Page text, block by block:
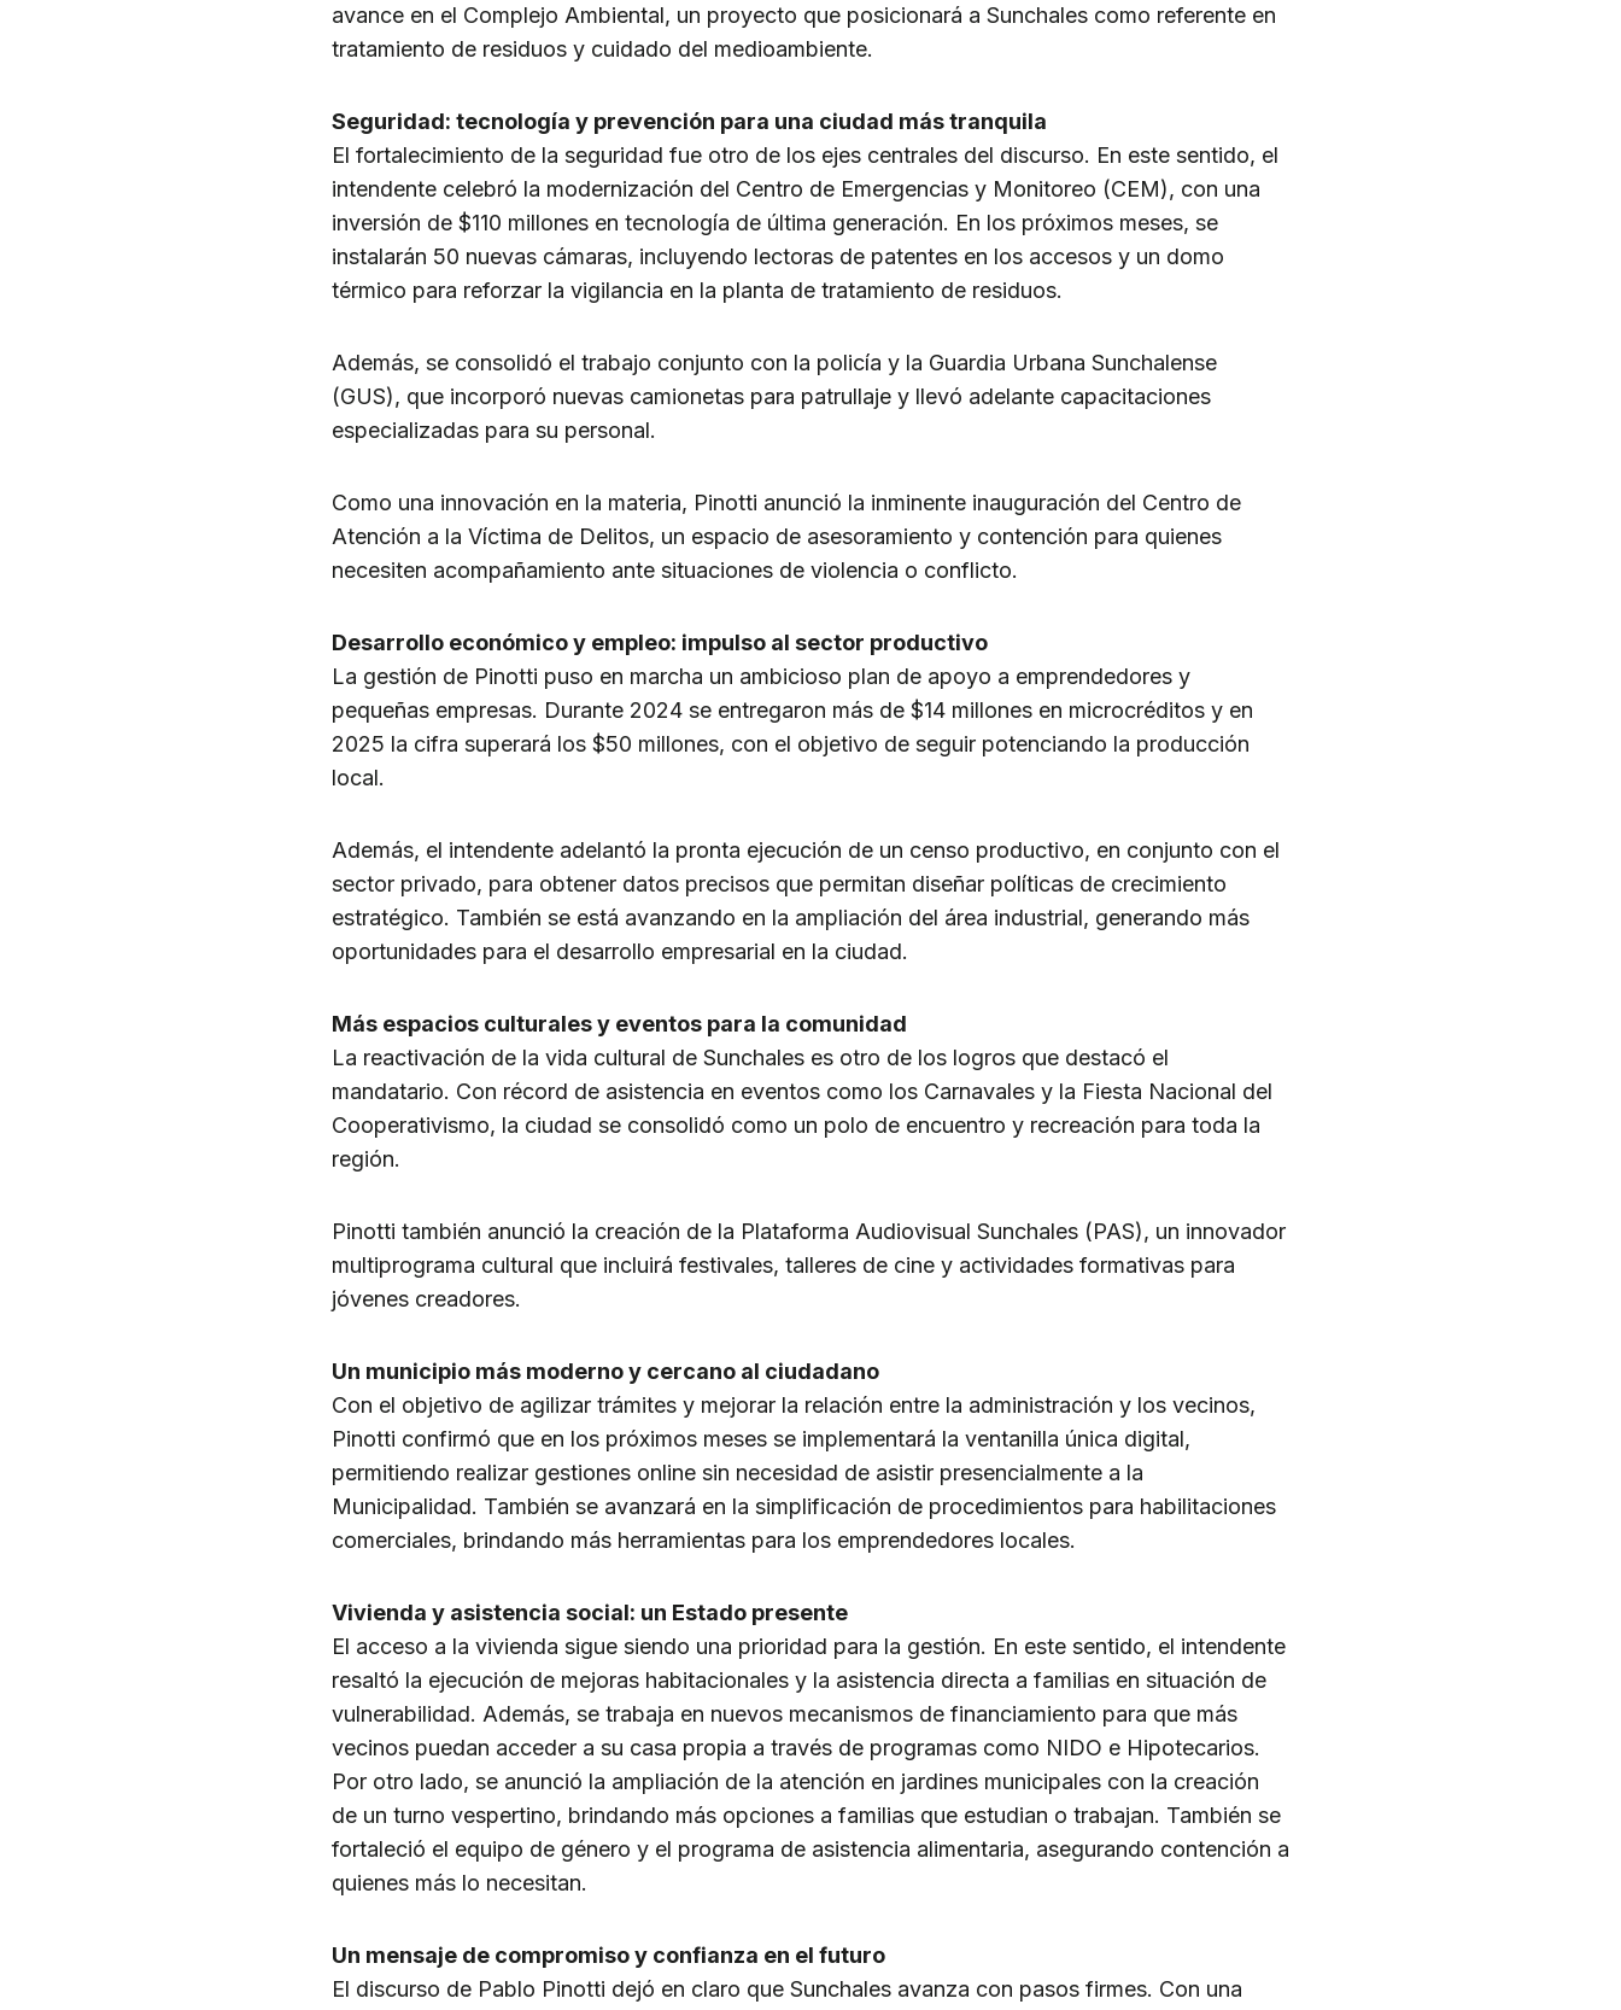
avance en el Complejo Ambiental, un proyecto que posicionará a Sunchales como referente en
tratamiento de residuos y cuidado del medioambiente.
Seguridad: tecnología y prevención para una ciudad más tranquila
El fortalecimiento de la seguridad fue otro de los ejes centrales del discurso. En este sentido, el
intendente celebró la modernización del Centro de Emergencias y Monitoreo (CEM), con una
inversión de $110 millones en tecnología de última generación. En los próximos meses, se
instalarán 50 nuevas cámaras, incluyendo lectoras de patentes en los accesos y un domo
térmico para reforzar la vigilancia en la planta de tratamiento de residuos.
Además, se consolidó el trabajo conjunto con la policía y la Guardia Urbana Sunchalense
(GUS), que incorporó nuevas camionetas para patrullaje y llevó adelante capacitaciones
especializadas para su personal.
Como una innovación en la materia, Pinotti anunció la inminente inauguración del Centro de
Atención a la Víctima de Delitos, un espacio de asesoramiento y contención para quienes
necesiten acompañamiento ante situaciones de violencia o conflicto.
Desarrollo económico y empleo: impulso al sector productivo
La gestión de Pinotti puso en marcha un ambicioso plan de apoyo a emprendedores y
pequeñas empresas. Durante 2024 se entregaron más de $14 millones en microcréditos y en
2025 la cifra superará los $50 millones, con el objetivo de seguir potenciando la producción
local.
Además, el intendente adelantó la pronta ejecución de un censo productivo, en conjunto con el
sector privado, para obtener datos precisos que permitan diseñar políticas de crecimiento
estratégico. También se está avanzando en la ampliación del área industrial, generando más
oportunidades para el desarrollo empresarial en la ciudad.
Más espacios culturales y eventos para la comunidad
La reactivación de la vida cultural de Sunchales es otro de los logros que destacó el
mandatario. Con récord de asistencia en eventos como los Carnavales y la Fiesta Nacional del
Cooperativismo, la ciudad se consolidó como un polo de encuentro y recreación para toda la
región.
Pinotti también anunció la creación de la Plataforma Audiovisual Sunchales (PAS), un innovador
multiprograma cultural que incluirá festivales, talleres de cine y actividades formativas para
jóvenes creadores.
Un municipio más moderno y cercano al ciudadano
Con el objetivo de agilizar trámites y mejorar la relación entre la administración y los vecinos,
Pinotti confirmó que en los próximos meses se implementará la ventanilla única digital,
permitiendo realizar gestiones online sin necesidad de asistir presencialmente a la
Municipalidad. También se avanzará en la simplificación de procedimientos para habilitaciones
comerciales, brindando más herramientas para los emprendedores locales.
Vivienda y asistencia social: un Estado presente
El acceso a la vivienda sigue siendo una prioridad para la gestión. En este sentido, el intendente
resaltó la ejecución de mejoras habitacionales y la asistencia directa a familias en situación de
vulnerabilidad. Además, se trabaja en nuevos mecanismos de financiamiento para que más
vecinos puedan acceder a su casa propia a través de programas como NIDO e Hipotecarios.
Por otro lado, se anunció la ampliación de la atención en jardines municipales con la creación
de un turno vespertino, brindando más opciones a familias que estudian o trabajan. También se
fortaleció el equipo de género y el programa de asistencia alimentaria, asegurando contención a
quienes más lo necesitan.
Un mensaje de compromiso y confianza en el futuro
El discurso de Pablo Pinotti dejó en claro que Sunchales avanza con pasos firmes. Con una